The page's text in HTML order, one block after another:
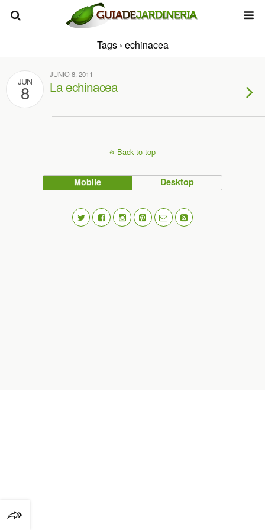
Tags › echinacea
JUN
8
JUNIO 8, 2011
La echinacea
Back to top
Mobile Desktop